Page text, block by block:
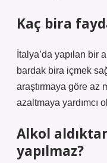
Kaç bira
İtalya’da yapılan bir
bardak bira içmek
araştırmaya göre az
azaltmaya yardımcı
Alkol
yapılmaz?